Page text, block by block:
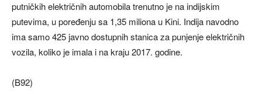
putničkih električnih automobila trenutno je na indijskim
putevima, u poređenju sa 1,35 miliona u Kini. Indija navodno
ima samo 425 javno dostupnih stanica za punjenje električnih
vozila, koliko je imala i na kraju 2017. godine.
(B92)